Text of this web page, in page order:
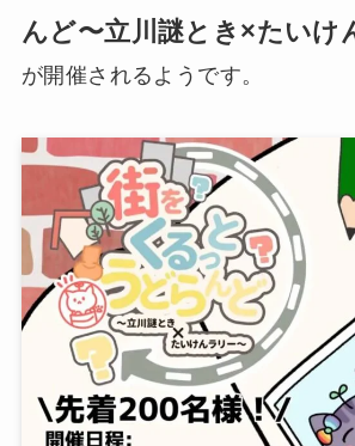
んど〜立川謎とき×たいけ
が開催されるようです。